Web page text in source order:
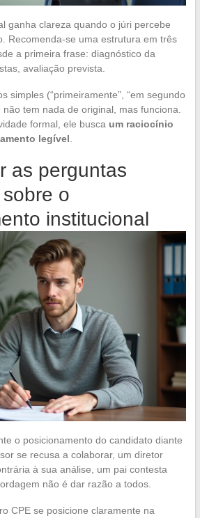
ganha clareza quando o júri percebe
Recomenda-se uma estrutura em três
a primeira frase: diagnóstico da
avaliação prevista.
simples (“primeiramente”, “em segundo
não tem nada de original, mas funciona.
formal, ele busca um raciocínio
legível.
as perguntas
o
institucional
o posicionamento do candidato diante
se recusa a colaborar, um diretor
à sua análise, um pai contesta
não é dar razão a todos.
CPE se posicione claramente na